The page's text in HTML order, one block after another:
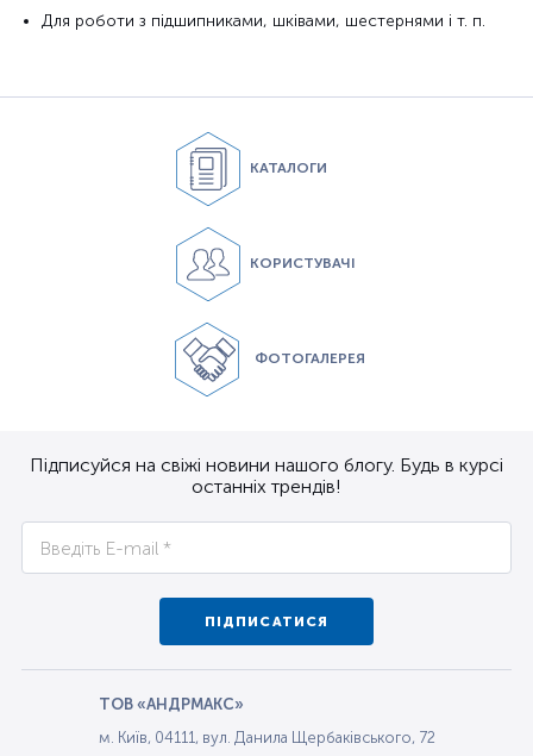
Для роботи з підшипниками, шківами, шестернями і т. п.
КАТАЛОГИ
КОРИСТУВАЧІ
ФОТОГАЛЕРЕЯ
Підписуйся на свіжі новини нашого блогу. Будь в курсі
останніх трендів!
ПІДПИСАТИСЯ
ТОВ «АНДРМАКС»
м. Київ, 04111, вул. Данила Щербаківського, 72